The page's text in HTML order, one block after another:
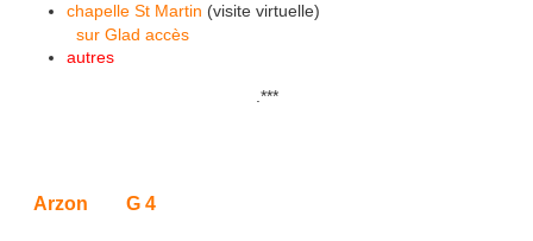
chapelle St Martin (visite virtuelle)
sur Glad accès
autres
***
Arzon G 4